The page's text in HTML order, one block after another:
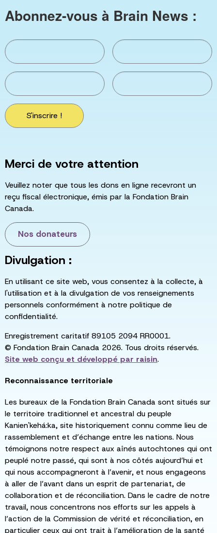
Abonnez-vous à Brain News :
S'inscrire !
Merci de votre attention
Veuillez noter que tous les dons en ligne recevront un
reçu fiscal électronique, émis par la Fondation Brain
Canada.
Nos donateurs
Divulgation :
En utilisant ce site web, vous consentez à la collecte, à
l'utilisation et à la divulgation de vos renseignements
personnels conformément à notre politique de
confidentialité.
Enregistrement caritatif 89105 2094 RR0001.
© Fondation Brain Canada 2026. Tous droits réservés.
Site web conçu et développé par raisin.
Reconnaissance territoriale
Les bureaux de la Fondation Brain Canada sont situés sur
le territoire traditionnel et ancestral du peuple
Kanien'kehá:ka, site historiquement connu comme lieu de
rassemblement et d’échange entre les nations. Nous
témoignons notre respect aux aînés autochtones qui ont
peuplé notre passé, qui sont à nos côtés aujourd’hui et
qui nous accompagneront à l’avenir, et nous engageons
à aller de l’avant dans un esprit de partenariat, de
collaboration et de réconciliation. Dans le cadre de notre
travail, nous concentrons nos efforts sur les appels à
l’action de la Commission de vérité et réconciliation, en
particulier ceux qui ont trait à l’amélioration de la santé